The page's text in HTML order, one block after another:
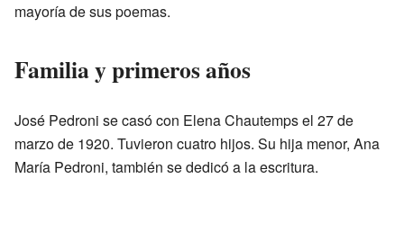
mayoría de sus poemas.
Familia y primeros años
José Pedroni se casó con Elena Chautemps el 27 de
marzo de 1920. Tuvieron cuatro hijos. Su hija menor, Ana
María Pedroni, también se dedicó a la escritura.